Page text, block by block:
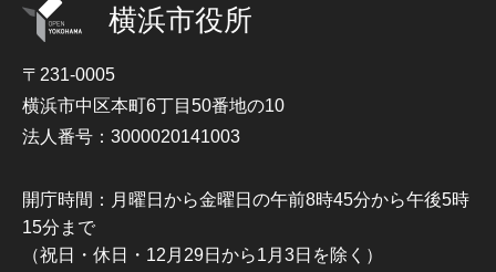
横浜市役所
〒231-0005
横浜市中区本町6丁目50番地の10
法人番号：3000020141003
開庁時間：月曜日から金曜日の午前8時45分から午後5時
15分まで
（祝日・休日・12月29日から1月3日を除く）